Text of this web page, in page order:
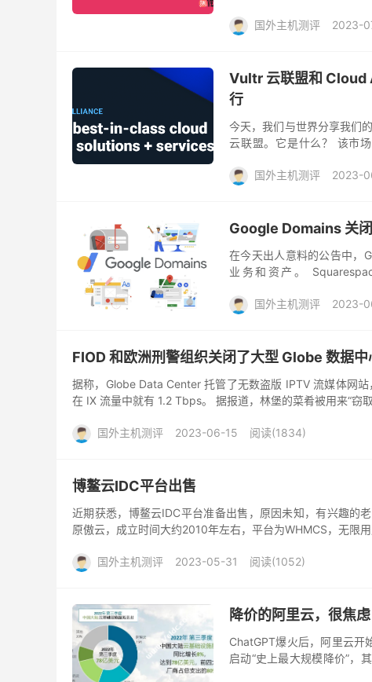
国外主机测评
2023-
Vultr 云联盟和 Cloud
行
今天，我们与世界分享我们
云联盟。它是什么？ 该市
国外主机测评
2023-
Google Domains 关
在今天出人意料的公告中，
业务和资产。
国外主机测评
2023-
FIOD 和欧洲刑警组织关闭了大型 Globe 数据中
据称，Globe Data Center 托管了无数盗版 IPTV 流媒体网
在 IX 流量中就有 1.2 Tbps。 据报道，林堡的菜肴被用来“窃
国外主机测评 2023-06-15 阅读(1834)
博鳌云IDC平台出售
近期获悉，博鳌云IDC平台准备出售，原因未知，有兴趣
原傲云，成立时间大约2010年左右，平台为WHMCS，无限
国外主机测评 2023-05-31 阅读(1052)
降价的阿里云，很焦虑
ChatGPT爆火后，阿里云
启动“史上最大规模降价”，